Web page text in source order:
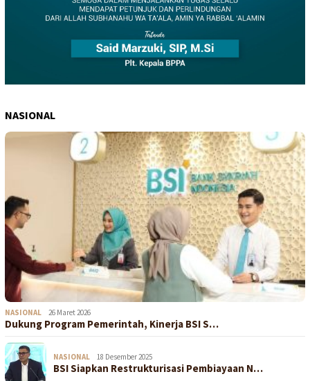
NASIONAL
NASIONAL 26 Maret 2026
Dukung Program Pemerintah, Kinerja BSI S…
NASIONAL 18 Desember 2025
BSI Siapkan Restrukturisasi Pembiayaan N…